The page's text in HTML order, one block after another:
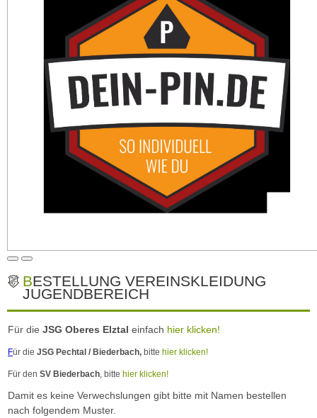
BESTELLUNG VEREINSKLEIDUNG
JUGENDBEREICH
Für die JSG Oberes Elztal einfach hier klicken!
Für die JSG Pechtal / Biederbach, bitte hier klicken!
Für den SV Biederbach, bitte hier klicken!
Damit es keine Verwechslungen gibt bitte mit Namen bestellen
nach folgendem Muster.